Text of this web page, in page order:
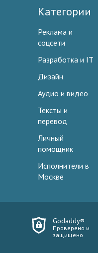
Категории
Реклама и
соцсети
Разработка и IT
Дизайн
Аудио и видео
Тексты и
перевод
Личный
помощник
Исполнители в
Москве
Godaddy®
Проверено и
защищено